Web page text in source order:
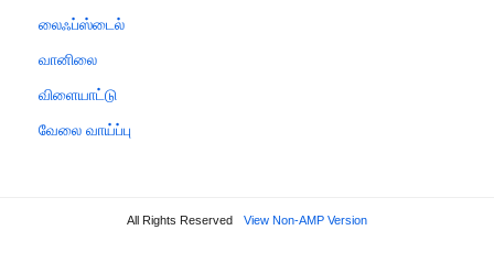
லைஃப்ஸ்டைல்
வானிலை
விளையாட்டு
வேலை வாய்ப்பு
All Rights Reserved View Non-AMP Version